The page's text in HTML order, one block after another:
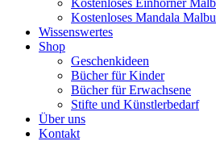
Kostenloses Einhörner
Kostenloses Mandala
Wissenswertes
Shop
Geschenkideen
Bücher für Kinder
Bücher für Erwachsene
Stifte und Künstlerbedarf
Über uns
Kontakt